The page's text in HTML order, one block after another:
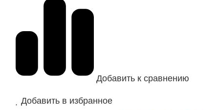
Добавить к сравнению
Добавить в избранное